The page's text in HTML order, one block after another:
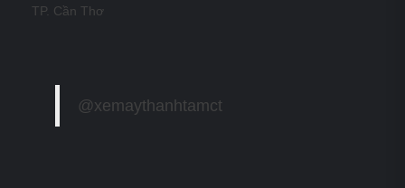
TP. Cần Thơ
@xemaythanhtamct